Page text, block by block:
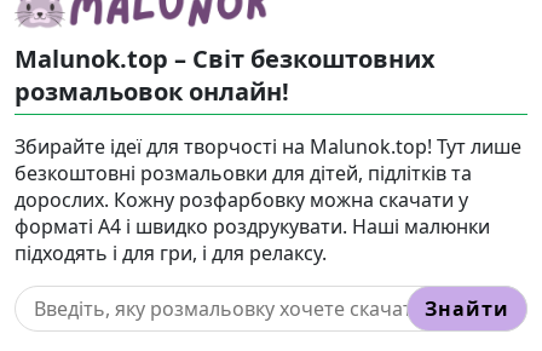
Malunok.top – Світ безкоштовних
розмальовок онлайн!
Збирайте ідеї для творчості на Malunok.top! Тут лише
безкоштовні розмальовки для дітей, підлітків та
дорослих. Кожну розфарбовку можна скачати у
форматі А4 і швидко роздрукувати. Наші малюнки
підходять і для гри, і для релаксу.
Знайти